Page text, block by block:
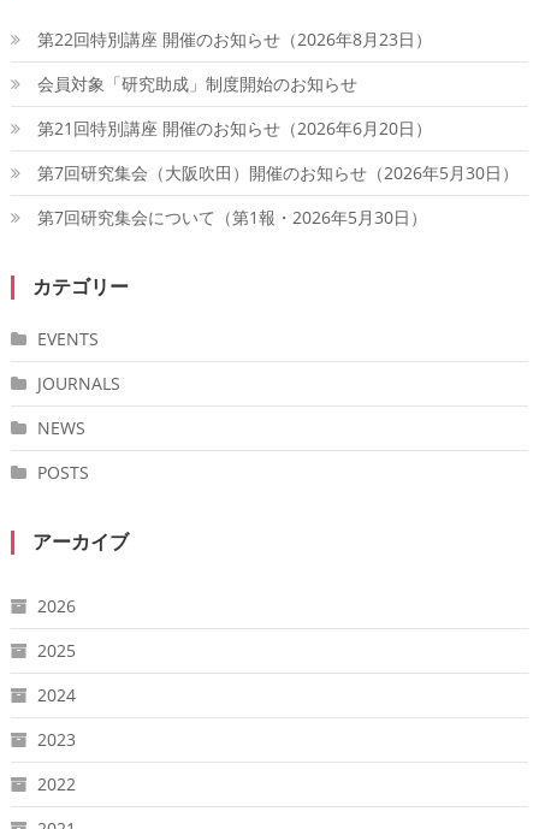
第22回特別講座 開催のお知らせ（2026年8月23日）
会員対象「研究助成」制度開始のお知らせ
第21回特別講座 開催のお知らせ（2026年6月20日）
第7回研究集会（大阪吹田）開催のお知らせ（2026年5月30日）
第7回研究集会について（第1報・2026年5月30日）
カテゴリー
EVENTS
JOURNALS
NEWS
POSTS
アーカイブ
2026
2025
2024
2023
2022